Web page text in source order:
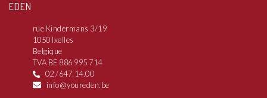
EDEN
rue Kindermans 3/19
1050 Ixelles
Belgique
TVA BE 886 995 714
02 /647.14.00
info@youreden.be